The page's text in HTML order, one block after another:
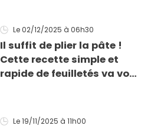
Le 02/12/2025 à 06h30
Il suffit de plier la pâte !
Cette recette simple et
rapide de feuilletés va vous
Le 19/11/2025 à 11h00